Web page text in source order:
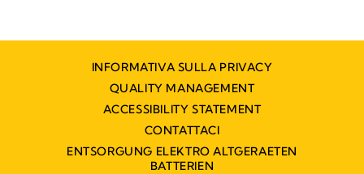
INFORMATIVA SULLA PRIVACY
QUALITY MANAGEMENT
ACCESSIBILITY STATEMENT
CONTATTACI
ENTSORGUNG ELEKTRO ALTGERAETEN
BATTERIEN